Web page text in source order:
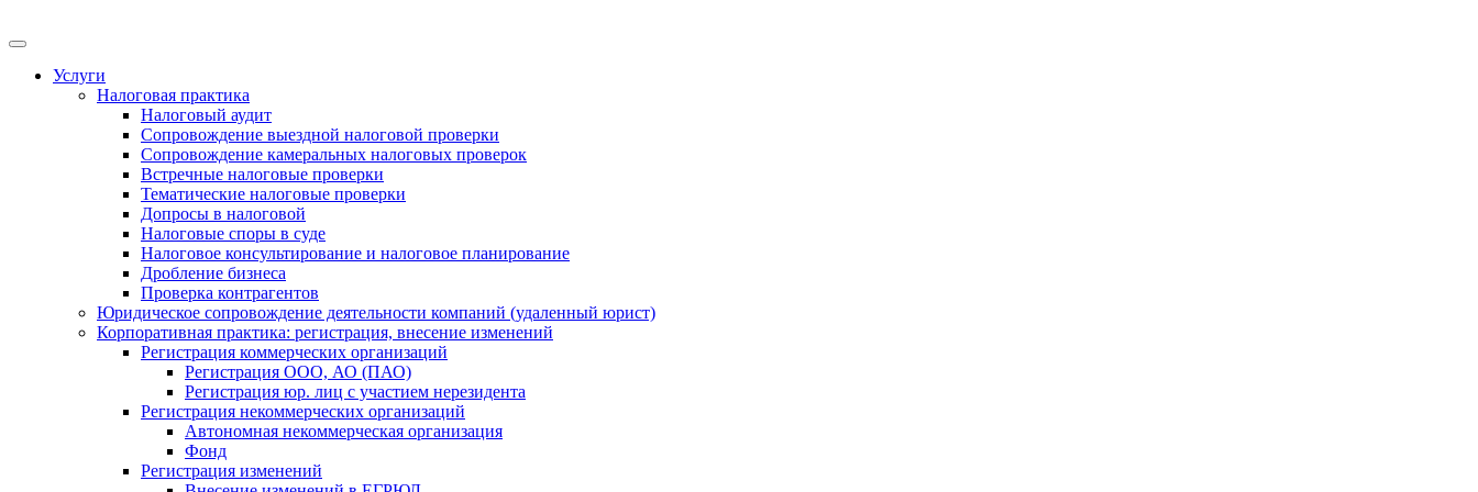
Меню
Услуги
Налоговая практика
Налоговый аудит
Сопровождение выездной налоговой проверки
Сопровождение камеральных налоговых проверок
Встречные налоговые проверки
Тематические налоговые проверки
Допросы в налоговой
Налоговые споры в суде
Налоговое консультирование и налоговое планирование
Дробление бизнеса
Проверка контрагентов
Юридическое сопровождение деятельности компаний (удаленный юрист)
Корпоративная практика: регистрация, внесение изменений
Регистрация коммерческих организаций
Регистрация ООО, АО (ПАО)
Регистрация юр. лиц с участием нерезидента
Регистрация некоммерческих организаций
Автономная некоммерческая организация
Фонд
Регистрация изменений